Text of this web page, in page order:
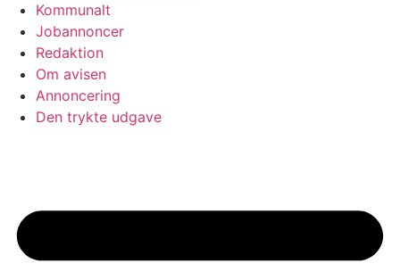
Kommunalt
Jobannoncer
Redaktion
Om avisen
Annoncering
Den trykte udgave